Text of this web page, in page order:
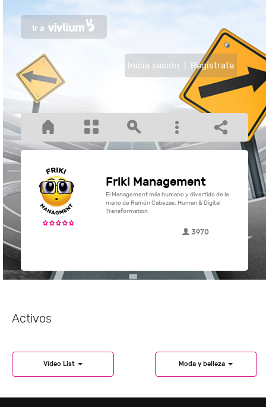
Inicia sesión Regístrate
Friki Management
El Management más humano y divertido de la
mano de Ramón Cabezas: Human & Digital
Transformation
3970
Activos
Vídeo List Moda y belleza